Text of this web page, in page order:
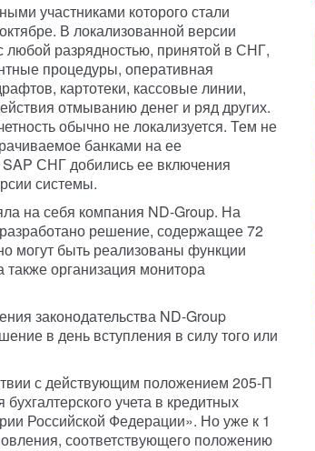
участниками которого стали
В локализованной версии
любой разрядностью, принятой в СНГ,
процедуры, оперативная
картотеки, кассовые линии,
отмыванию денег и ряд других.
обычно не локализуется. Тем не
банками на ее
СНГ добились ее включения
системы.
на себя компания ND-Group. На
решение, содержащее 72
могут быть реализованы функции
организация монитора
законодательства ND-Group
в день вступления в силу того или
с действующим положением 205-П
учета в кредитных
Российской Федерации». Но уже к 1
соответствующего положению